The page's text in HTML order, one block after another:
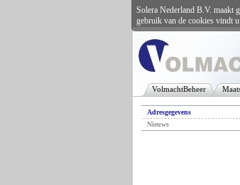
VolmachtBeheer
Adresgegevens
Nieuws
Solera Nederland B.V. maakt
gebruik van de cookies vindt